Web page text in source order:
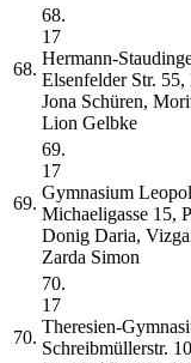
68.
68.
17
Hermann-
Elsenfelder Str. 55,
Jona Schüren,
Lion Gelbke
69.
69.
17
Gymnasium
Michaeligasse 15,
Donig Daria,
Zarda Simon
70.
70.
17
Theresien-
Schreibmüllerstr.